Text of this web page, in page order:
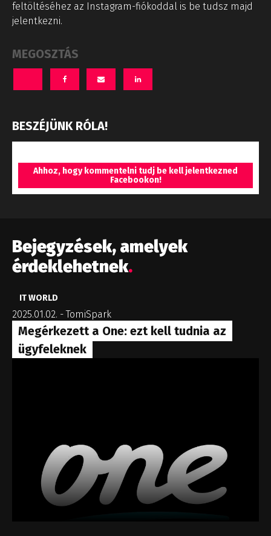
feltöltéséhez az Instagram-fiókoddal is be tudsz majd
jelentkezni.
MEGOSZTÁS
BESZÉJÜNK RÓLA!
Ahhoz, hogy kommentelni tudj be kell jelentkezned
Facebookon!
Bejegyzések, amelyek
érdeklehetnek.
IT WORLD
2025.01.02. -TomiSpark
Megérkezett a One: ezt kell tudnia az
ügyfeleknek